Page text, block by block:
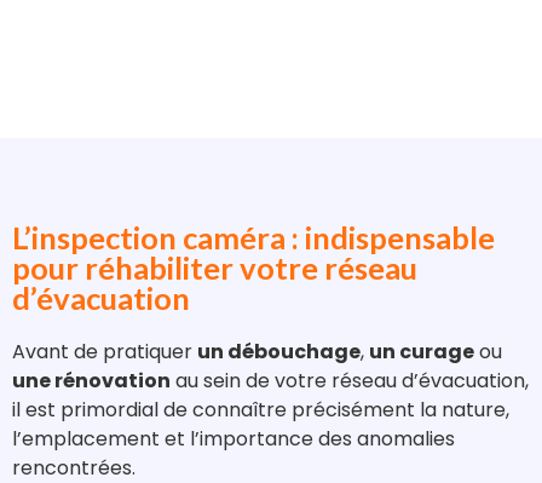
L’inspection caméra : indispensable
pour réhabiliter votre réseau
d’évacuation
Avant de pratiquer un débouchage, un curageou
une rénovation au sein de votre réseau d’évacuation,
il est primordial de connaître précisément la nature,
l’emplacement et l’importance des anomalies
rencontrées.